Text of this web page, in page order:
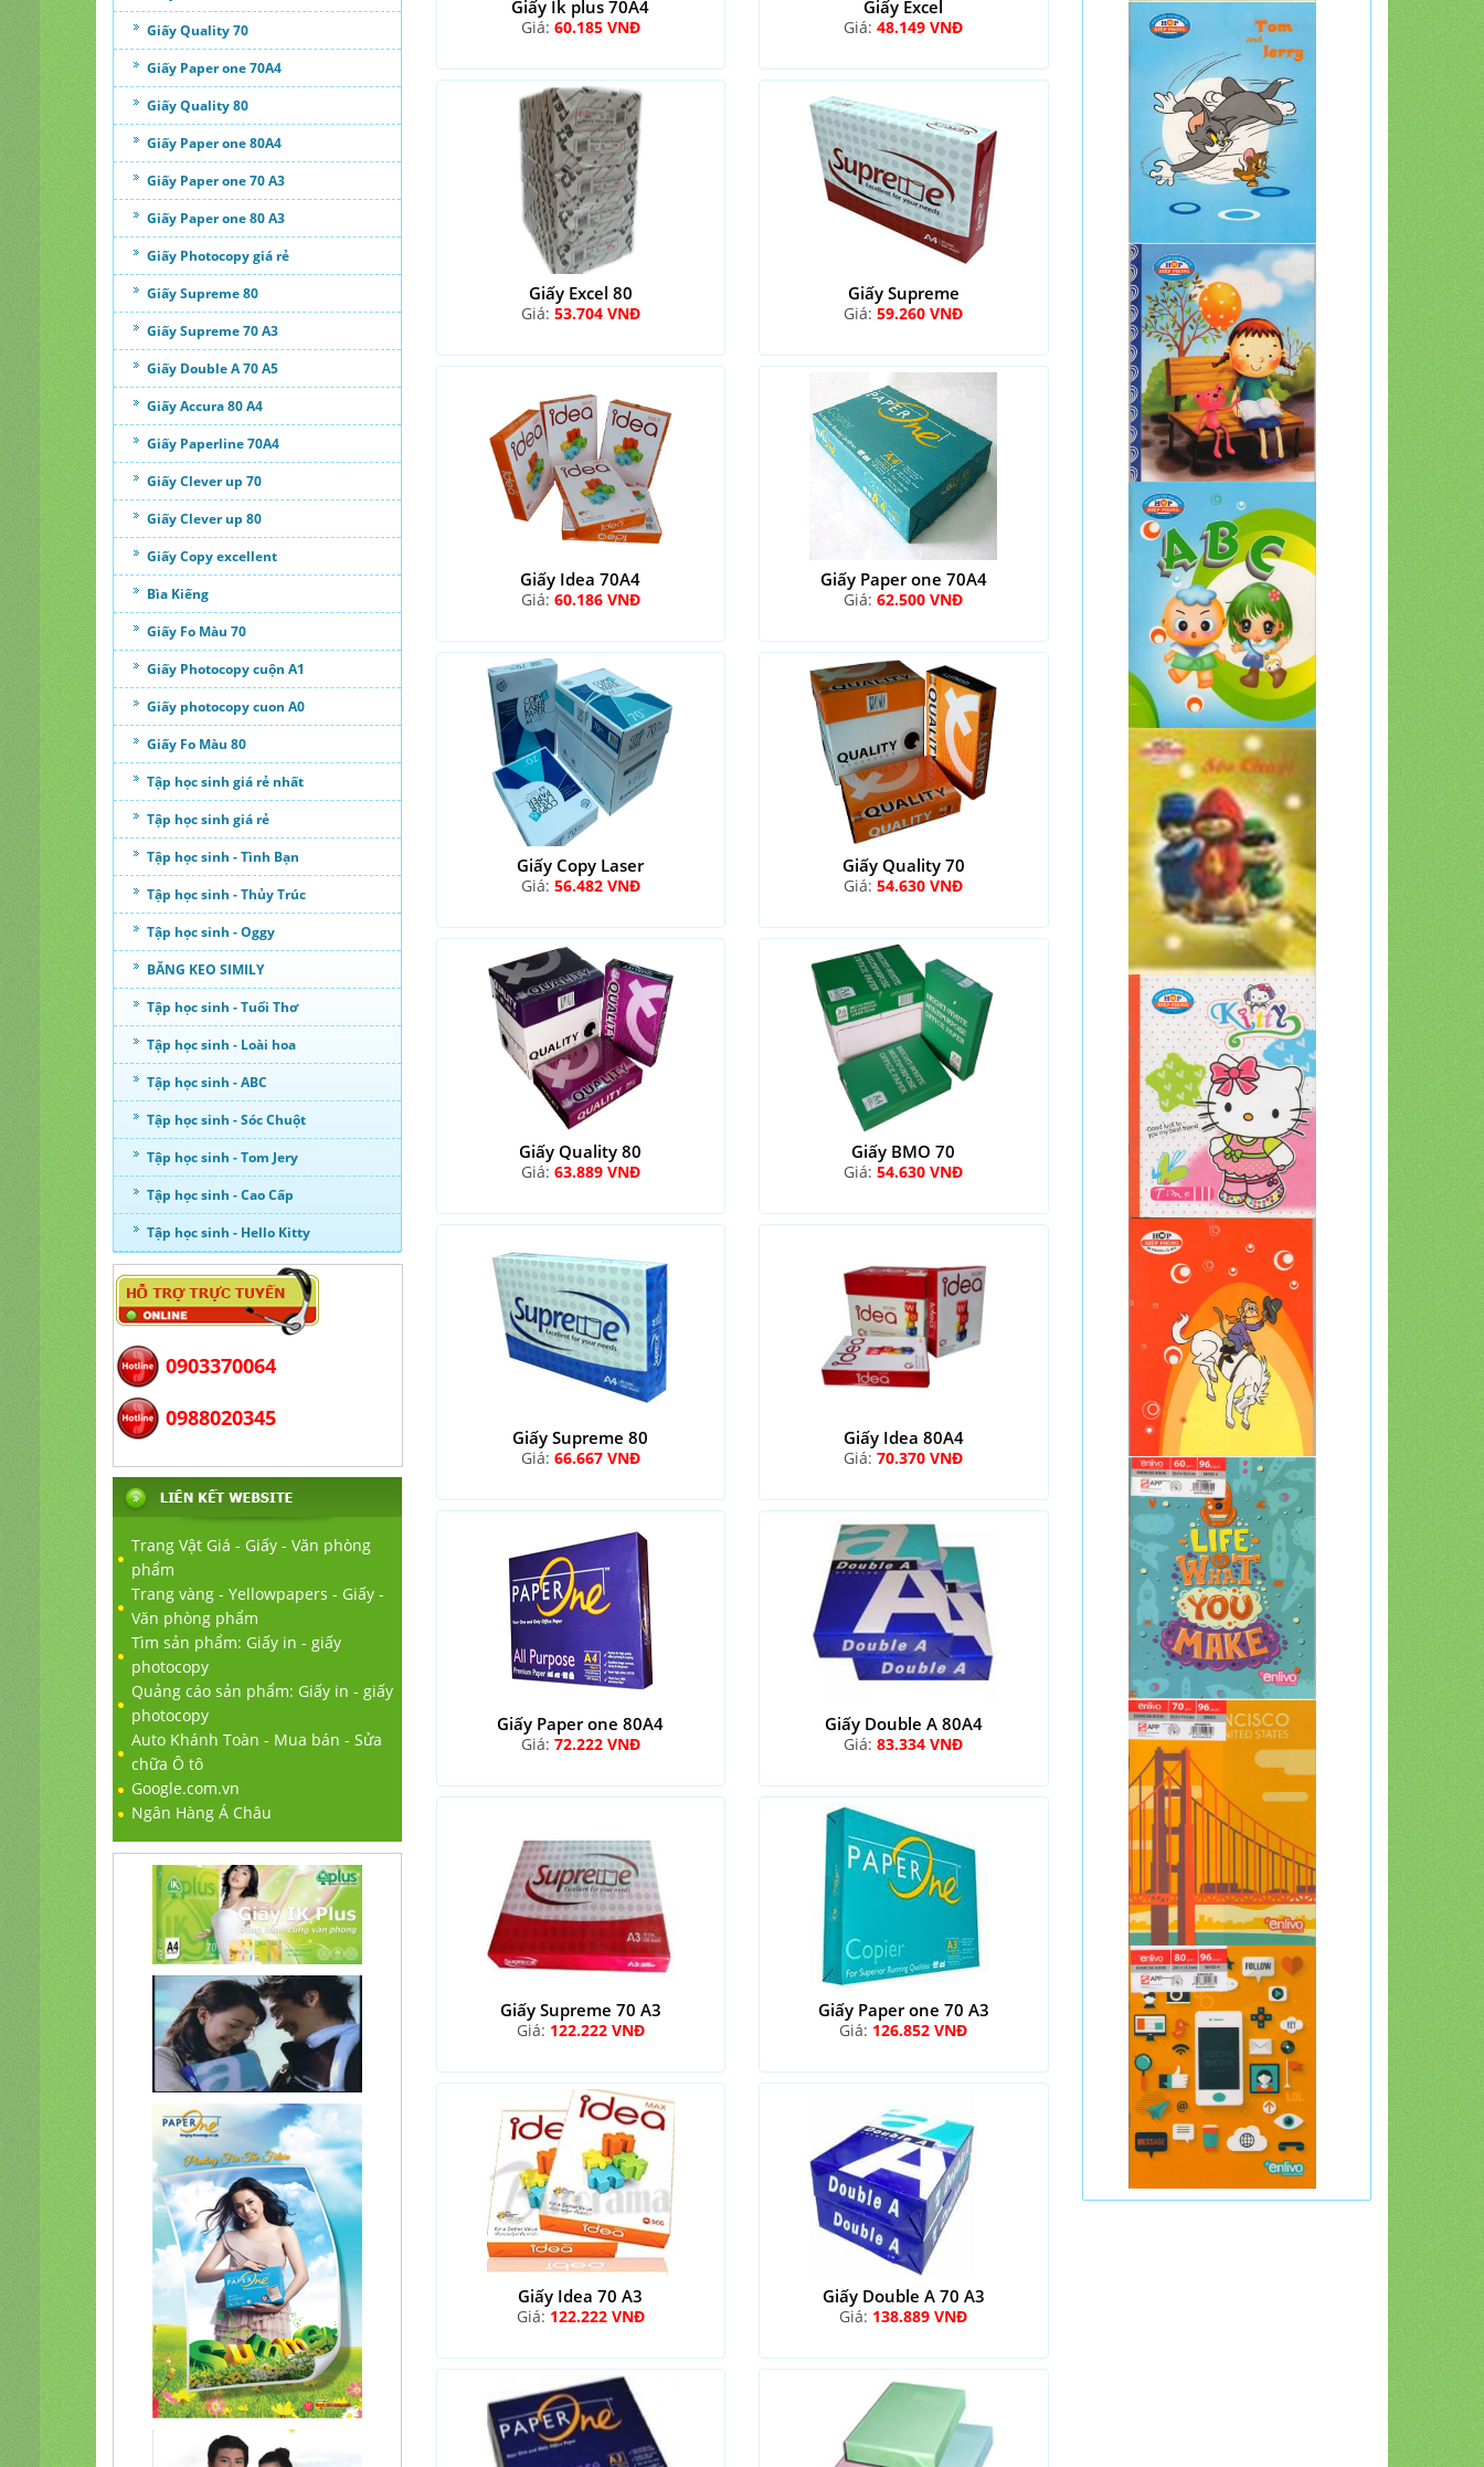
Giấy Quality 70
Giấy Paper one 70A4
Giấy Quality 80
Giấy Paper one 80A4
Giấy Paper one 70 A3
Giấy Paper one 80 A3
Giấy Photocopy giá rẻ
Giấy Supreme 80
Giấy Supreme 70 A3
Giấy Double A 70 A5
Giấy Accura 80 A4
Giấy Paperline 70A4
Giấy Clever up 70
Giấy Clever up 80
Giấy Copy excellent
Bìa Kiếng
Giấy Fo Màu 70
Giấy Photocopy cuộn A1
Giấy photocopy cuon A0
Giấy Fo Màu 80
Tập học sinh giá rẻ nhất
Tập học sinh giá rẻ
Tập học sinh - Tình Bạn
Tập học sinh - Thủy Trúc
Tập học sinh - Oggy
BĂNG KEO SIMILY
Tập học sinh - Tuổi Thơ
Tập học sinh - Loài hoa
Tập học sinh - ABC
Tập học sinh - Sóc Chuột
Tập học sinh - Tom Jery
Tập học sinh - Cao Cấp
Tập học sinh - Hello Kitty
0903370064
0988020345
Trang Vật Giá - Giấy - Văn phòng
phẩm
Trang vàng - Yellowpapers - Giấy -
Văn phòng phẩm
Tìm sản phẩm: Giấy in - giấy
photocopy
Quảng cáo sản phẩm: Giấy in - giấy
photocopy
Auto Khánh Toàn - Mua bán - Sửa
chữa Ô tô
Google.com.vn
Ngân Hàng Á Châu
Giấy Ik plus 70A4
Giá: 60.185 VNĐ
Giấy Excel
Giá:48.149 VNĐ
Giấy Excel 80
Giá: 53.704 VNĐ
Giấy Supreme
Giá:59.260 VNĐ
Giấy Idea 70A4
Giá: 60.186 VNĐ
Giấy Paper one 70A4
Giá:62.500 VNĐ
Giấy Copy Laser
Giá: 56.482 VNĐ
Giấy Quality 70
Giá:54.630 VNĐ
Giấy Quality 80
Giá: 63.889 VNĐ
Giấy BMO 70
Giá:54.630 VNĐ
Giấy Supreme 80
Giá: 66.667 VNĐ
Giấy Idea 80A4
Giá:70.370 VNĐ
Giấy Paper one 80A4
Giá: 72.222 VNĐ
Giấy Double A 80A4
Giá:83.334 VNĐ
Giấy Supreme 70 A3
Giá: 122.222 VNĐ
Giấy Paper one 70 A3
Giá: 126.852 VNĐ
Giấy Idea 70 A3
Giá: 122.222 VNĐ
Giấy Double A 70 A3
Giá: 138.889 VNĐ